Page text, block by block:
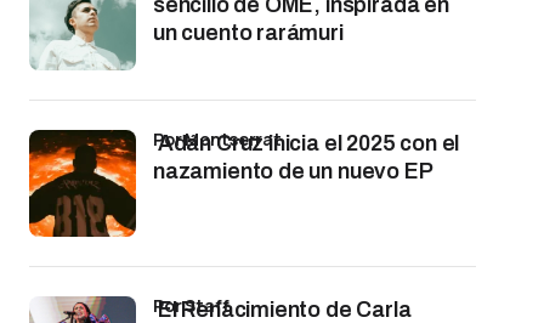
un cuento rarámuri
Adán Cruz inicia el 2025 con el
nazamiento de un nuevo EP
por Montserrat
El Renacimiento de Carla
por Staff